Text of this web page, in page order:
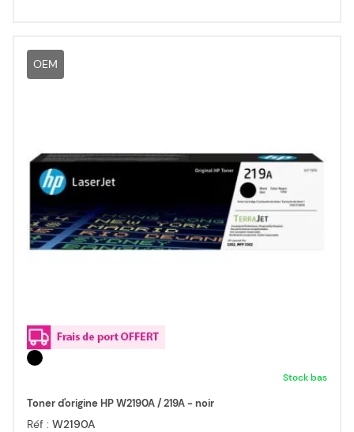
OEM
Stock bas
Toner d'origine HP W2190A / 219A - noir
Réf : W2190A